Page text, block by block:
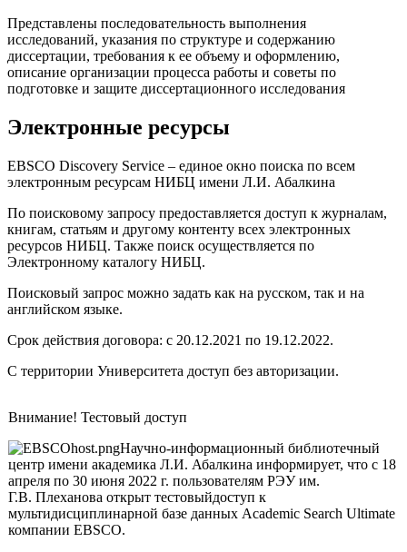
​Представлены последовательность выполнения
исследований, указания по структуре и содержанию
диссертации, требования к ее объему и оформлению,
описание организации процесса работы и советы по
подготовке и защите диссертационного исследования
Электронные ресурсы
EBSCO Discovery Service – единое окно поиска по всем
электронным ресурсам НИБЦ имени Л.И. Абалкина
По поисковому запросу предоставляется доступ к журналам,
книгам, статьям и другому контенту всех электронных
ресурсов НИБЦ. Также поиск осуществляется по
Электронному каталогу НИБЦ.
Поисковый запрос можно задать как на русском, так и на
английском языке.
Срок действия договора: с 20.12.2021 по 19.12.2022.
С территории Университета доступ без авторизации.
​Внимание! Тестовый доступ
Научно-информационный библиотечный
центр имени академика Л.И. Абалкина информирует, что с 18
апреля по 30 июня 2022 г. пользователям РЭУ им.
Г.В. Плеханова открыт тестовыйдоступ к
мультидисциплинарной базе данных Academic Search Ultimate
компании EBSCO.